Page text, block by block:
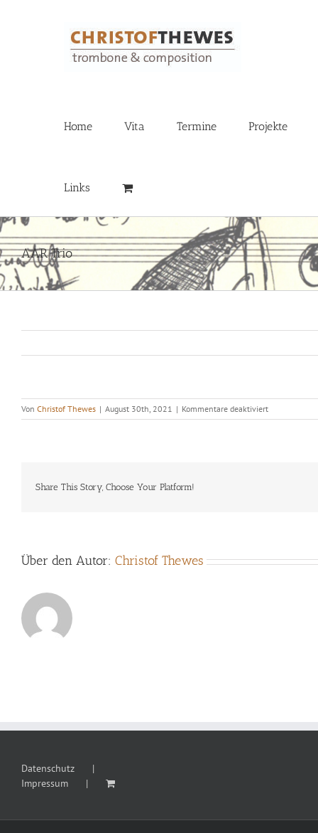
Home Vita Termine Projekte
Links
AAR Trio
Von Christof Thewes | August 30th, 2021 | Kommentare deaktiviertfür
AAR
Share This Story, Choose Your Platform!
Über den Autor: Christof Thewes
Datenschutz
Impressum